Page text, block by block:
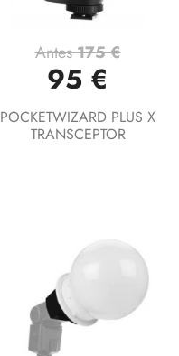
Antes175 €
95 €
POCKETWIZARD PLUS X
TRANSCEPTOR